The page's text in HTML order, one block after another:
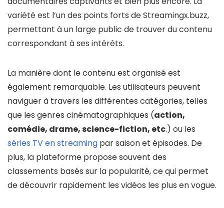
variété est l’un des points forts de Streamingx.buzz,
permettant à un large public de trouver du contenu
correspondant à ses intérêts.
La manière dont le contenu est organisé est
également remarquable. Les utilisateurs peuvent
naviguer à travers les différentes catégories, telles
que les genres cinématographiques (action,
comédie, drame, science-fiction, etc.) ou les
séries TV en streaming par saison et épisodes. De
plus, la plateforme propose souvent des
classements basés sur la popularité, ce qui permet
de découvrir rapidement les vidéos les plus en vogue.